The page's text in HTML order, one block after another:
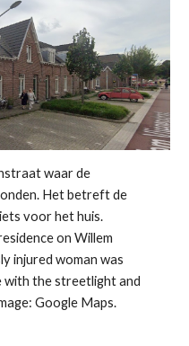
waar de
Het betreft de
voor het huis.
on Willem
injured woman was
with the streetlight and
Google Maps.